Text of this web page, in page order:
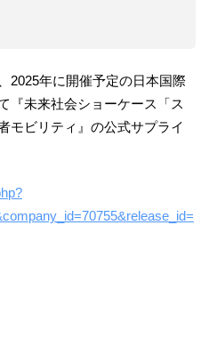
2025年に開催予定の日本国際
『未来社会ショーケース「ス
モビリティ』の公式サプライ